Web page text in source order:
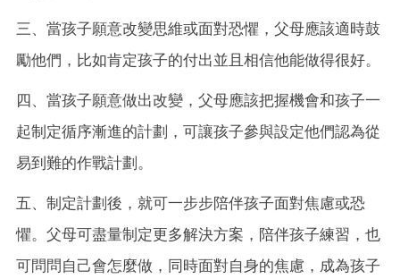
三、當孩子願意改變思維或面對恐懼，父母應該適時鼓
勵他們，比如肯定孩子的付出並且相信他能做得很好。
四、當孩子願意做出改變，父母應該把握機會和孩子一
起制定循序漸進的計劃，可讓孩子參與設定他們認為從
易到難的作戰計劃。
五、制定計劃後，就可一步步陪伴孩子面對焦慮或恐
懼。父母可盡量制定更多解決方案，陪伴孩子練習，也
可問問自己會怎麼做，同時面對自身的焦慮，成為孩子